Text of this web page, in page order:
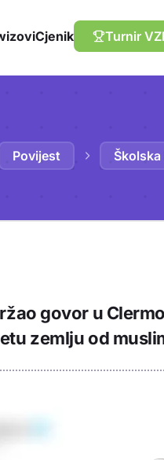
Cjenik Turnir
Povijest
govor u
zemlju od